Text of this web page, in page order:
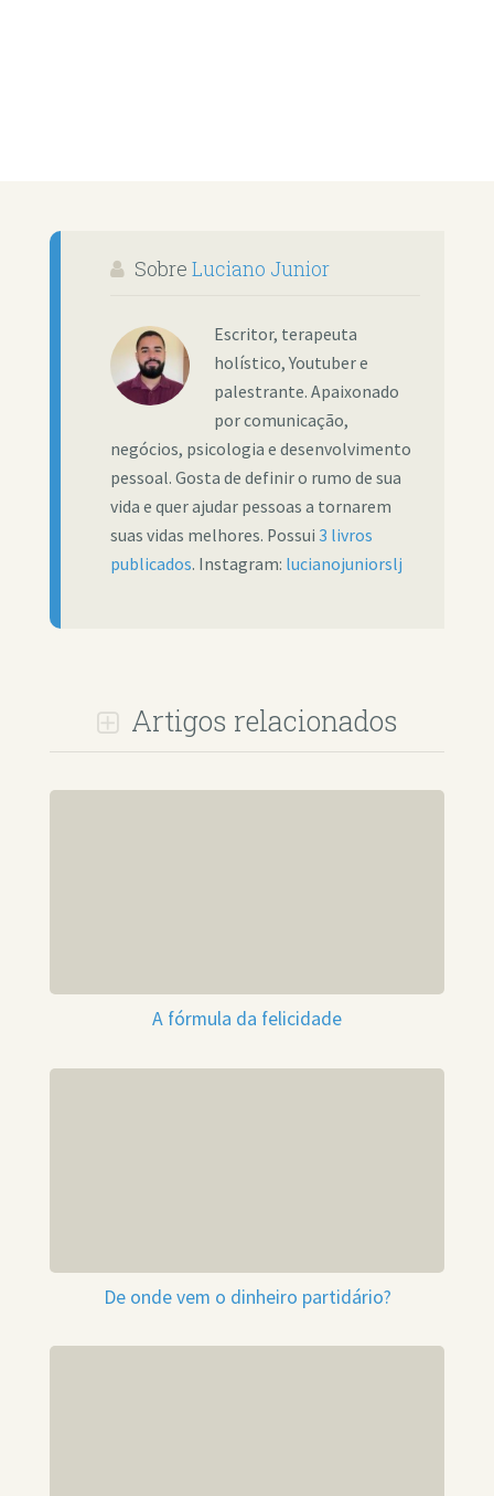
Sobre Luciano Junior
Escritor, terapeuta
holístico, Youtuber e
palestrante. Apaixonado
por comunicação,
negócios, psicologia e desenvolvimento
pessoal. Gosta de definir o rumo de sua
vida e quer ajudar pessoas a tornarem
suas vidas melhores. Possui 3 livros
publicados. Instagram: lucianojuniorslj
Artigos relacionados
A fórmula da felicidade
De onde vem o dinheiro partidário?